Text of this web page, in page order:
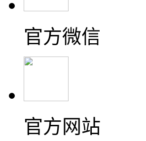
官方微信
官方网站